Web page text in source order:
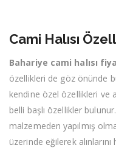
Cami Halısı
Bahariye cami halısı
özellikleri de göz önünde
kendine özel özellikleri ve
belli başlı özellikler
malzemeden yapılmış
üzerinde eğilerek